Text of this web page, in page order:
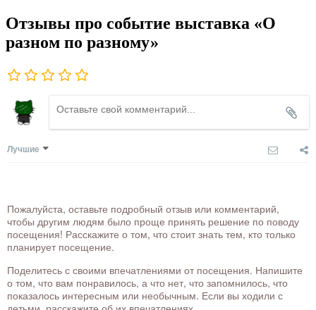
Отзывы про событие выставка «О
разном по разному»
Лучшие
Пожалуйста, оставьте подробный отзыв или комментарий,
чтобы другим людям было проще принять решение по поводу
посещения! Расскажите о том, что стоит знать тем, кто только
планирует посещение.
Поделитесь с своими впечатлениями от посещения. Напишите
о том, что вам понравилось, а что нет, что запомнилось, что
показалось интересным или необычным. Если вы ходили с